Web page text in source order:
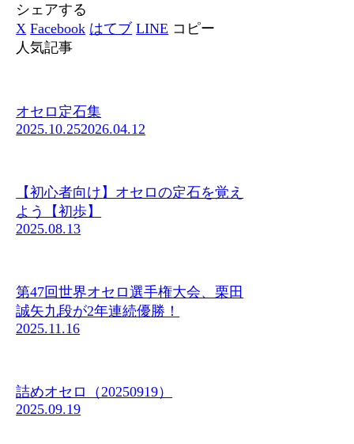
シェアする
X Facebook はてブ LINE コピー
人気記事
オセロ定石集
2025.10.252026.04.12
【初心者向け】オセロの定石を覚え
よう【初歩】
2025.08.13
第47回世界オセロ選手権大会、栗田
誠矢九段が2年連続優勝！
2025.11.16
詰めオセロ（20250919）
2025.09.19